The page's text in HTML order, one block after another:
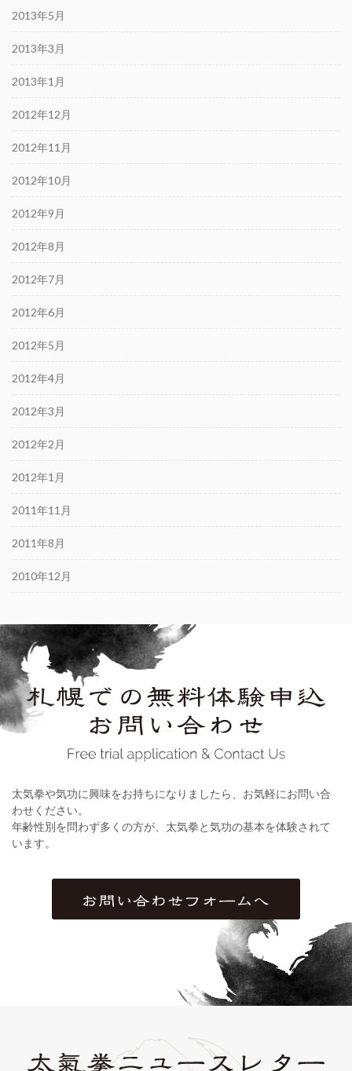
2013年5月
2013年3月
2013年1月
2012年12月
2012年11月
2012年10月
2012年9月
2012年8月
2012年7月
2012年6月
2012年5月
2012年4月
2012年3月
2012年2月
2012年1月
2011年11月
2011年8月
2010年12月
太気拳や気功に興味をお持ちになりましたら、お気軽にお問い合
わせください。
年齢性別を問わず多くの方が、太気拳と気功の基本を体験されて
います。